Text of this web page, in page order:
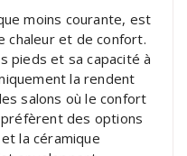
moins courante, est
chaleur et de confort.
pieds et sa capacité à
la rendent
salons où le confort
des options
la céramique